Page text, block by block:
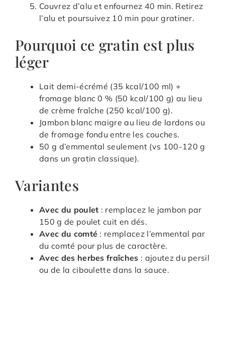
Couvrez d’alu et enfournez 40 min. Retirez
l’alu et poursuivez 10 min pour gratiner.
Pourquoi ce gratin est plus
léger
Lait demi-écrémé (35 kcal/100 ml) +
fromage blanc 0 % (50 kcal/100 g) au lieu
de crème fraîche (250 kcal/100 g).
Jambon blanc maigre au lieu de lardons ou
de fromage fondu entre les couches.
50 g d’emmental seulement (vs 100-120 g
dans un gratin classique).
Variantes
Avec du poulet : remplacez le jambon par
150 g de poulet cuit en dés.
Avec du comté : remplacez l’emmental par
du comté pour plus de caractère.
Avec des herbes fraîches : ajoutez du persil
ou de la ciboulette dans la sauce.